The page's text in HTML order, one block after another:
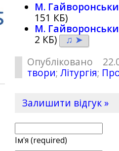
М.
151 КБ)
М.
2 КБ) ♫ ➤
Опубліковано
твори;Літургія;
Залишити відгук »
Ім'я (required)